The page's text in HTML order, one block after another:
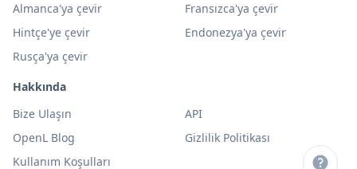
Almanca'ya çevir
Fransızca'ya çevir
Hintçe'ye çevir
Endonezya'ya çevir
Rusça'ya çevir
Hakkında
Bize Ulaşın
API
OpenL Blog
Gizlilik Politikası
Kullanım Koşulları